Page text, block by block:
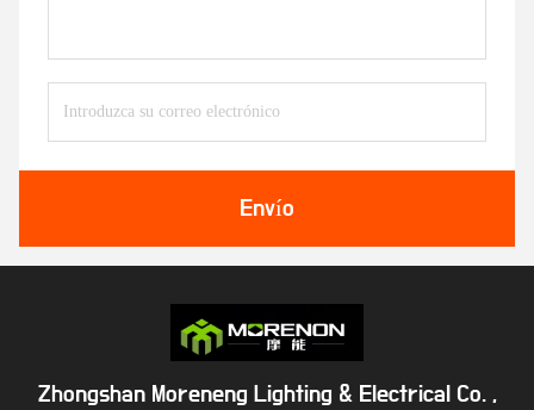
Envío
Zhongshan Moreneng Lighting & Electrical Co. ,